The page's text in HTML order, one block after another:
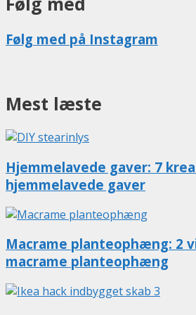
Følg med på Instagram
Mest læste
Hjemmelavede gaver: 7
hjemmelavede gaver
Macrame planteophæng: 2
macrame planteophæng